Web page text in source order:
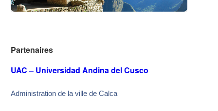
Partenaires
UAC – Universidad Andina del Cusco
Administration de la ville de Calca